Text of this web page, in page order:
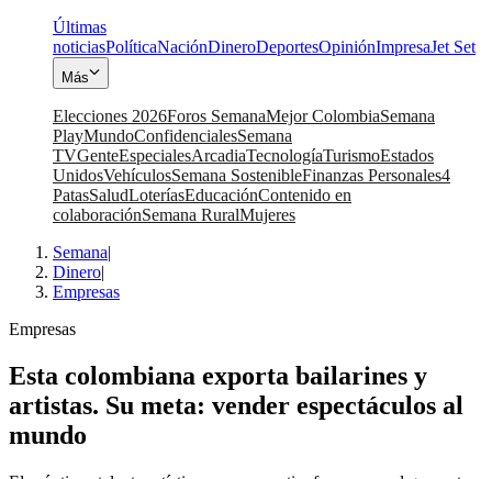
Últimas
noticiasPolíticaNaciónDineroDeportesOpiniónImpresaJet Set
Más
Elecciones 2026Foros SemanaMejor ColombiaSemana
PlayMundoConfidencialesSemana
TVGenteEspecialesArcadiaTecnologíaTurismoEstados
UnidosVehículosSemana SostenibleFinanzas Personales4
PatasSaludLoteríasEducaciónContenido en
colaboraciónSemana RuralMujeres
Semana|
Dinero|
Empresas
Empresas
Esta colombiana exporta bailarines y
artistas. Su meta: vender espectáculos al
mundo